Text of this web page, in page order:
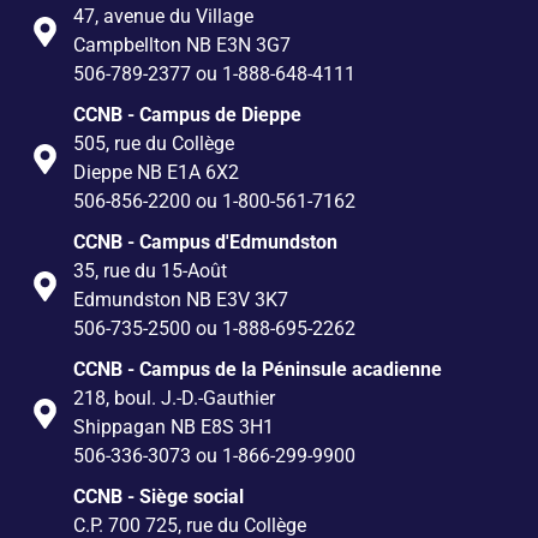
47, avenue du Village
Campbellton NB E3N 3G7
506-789-2377 ou 1-888-648-4111
CCNB - Campus de Dieppe
505, rue du Collège
Dieppe NB E1A 6X2
506-856-2200 ou 1-800-561-7162
CCNB - Campus d'Edmundston
35, rue du 15-Août
Edmundston NB E3V 3K7
506-735-2500 ou 1-888-695-2262
CCNB - Campus de la Péninsule acadienne
218, boul. J.-D.-Gauthier
Shippagan NB E8S 3H1
506-336-3073 ou 1-866-299-9900
CCNB - Siège social
C.P. 700 725, rue du Collège